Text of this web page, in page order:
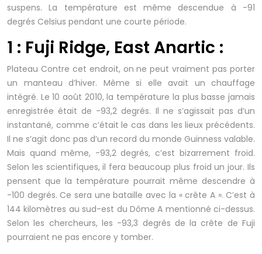
suspens. La température est même descendue à -91
degrés Celsius pendant une courte période.
1 : Fuji Ridge, East Anartic :
Plateau Contre cet endroit, on ne peut vraiment pas porter
un manteau d’hiver. Même si elle avait un chauffage
intégré. Le 10 août 2010, la température la plus basse jamais
enregistrée était de -93,2 degrés. Il ne s’agissait pas d’un
instantané, comme c’était le cas dans les lieux précédents.
Il ne s’agit donc pas d’un record du monde Guinness valable.
Mais quand même, -93,2 degrés, c’est bizarrement froid.
Selon les scientifiques, il fera beaucoup plus froid un jour. Ils
pensent que la température pourrait même descendre à
-100 degrés. Ce sera une bataille avec la « crête A ». C’est à
144 kilomètres au sud-est du Dôme A mentionné ci-dessus.
Selon les chercheurs, les -93,3 degrés de la crête de Fuji
pourraient ne pas encore y tomber.